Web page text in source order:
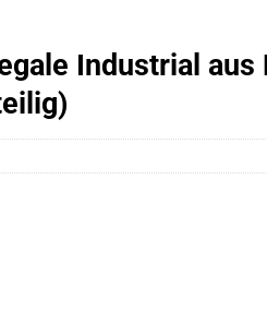
Industrial aus